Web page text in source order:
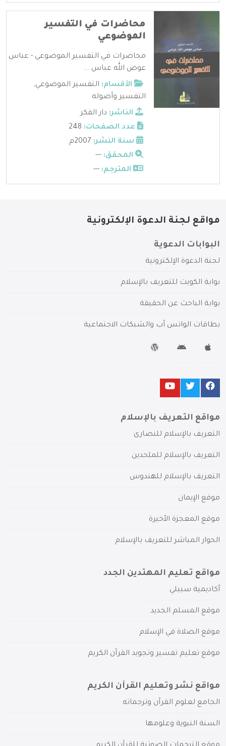
محاضرات في التفسير
الموضوعي
محاضرات في التفسير الموضوعي - عباس
عوض الله عباس ...
الأقسام: التفسير الموضوعي,
التفسير وأصوله
الناشر: دار الفكر
عدد الصفحات:
سنة النشر:
المحقق: ---
المترجم: ---
مواقع لجنة الدعوة الإلكترونية
البوابات الدعوية
لجنة الدعوة الإلكترونية
بوابة الكويت للتعريف بالإسلام
بوابة الباحث عن الحقيقة
بطاقات الواتس آب والشبكات الاجتماعية
مواقع التعريف بالإسلام
التعريف بالإسلام للنصارى
التعريف بالإسلام للملحدين
التعريف بالإسلام للهندوس
موقع الإيمان
موقع المعجزة الأخيرة
الحوار المباشر للتعريف بالإسلام
مواقع تعليم المهتدين الجدد
أكاديمية سبيلي
موقع المسلم الجديد
موقع الصلاة في الإسلام
موقع تعليم تفسير وتجويد القرآن الكريم
مواقع نشر وتعليم القرآن الكريم
الجامع لعلوم القرآن وترجماته
السنة النبوية وعلومها